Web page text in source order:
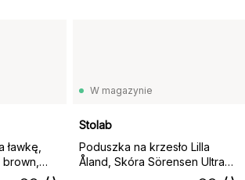
W magazynie
Stolab
Poduszka na krzesło Lilla
Åland, Skóra Sörensen Ultra